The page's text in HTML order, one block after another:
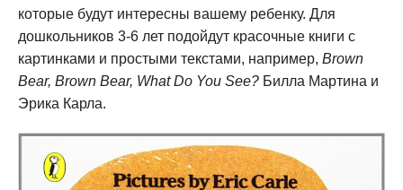
которые будут интересны вашему ребенку. Для
дошкольников 3-6 лет подойдут красочные книги с
картинками и простыми текстами, например, Brown
Bear, Brown Bear, What Do You See? Билла Мартина и
Эрика Карла.